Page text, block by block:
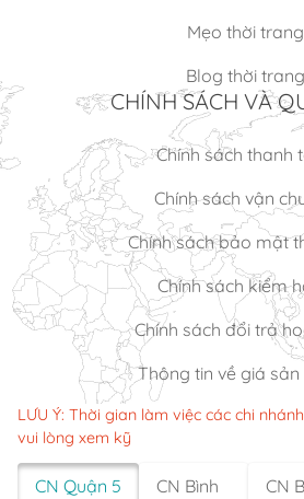
Mẹo thời trang
Blog thời trang
CHÍNH SÁCH VÀ
Chính sách thanh
Chính sách vận
Chính sách bảo mật
Chính sách kiểm
Chính sách đổi trả
Thông tin về giá
LƯU Ý: Thời gian làm việc các chi
vui lòng xem kỹ
CN Quận 5
CN Bình
CN